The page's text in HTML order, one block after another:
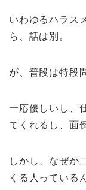
いわゆるハラス
ら、話は別。
が、普段は特段
一応優しいし、
てくれるし、面
しかし、なぜか
くる人っている